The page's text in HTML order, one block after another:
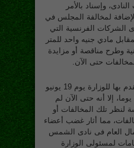
وإسناد بالأمر
لمخالفة المجلس في
لإحدى الشركات الفرنسية التي
مادي جنيه واحد للمتر
وطرح مناقصة أو مزايدة
حتى الآن.
ورغم أن شكوى “المهدي” تقدم بها للوزارة يوم 19 يونيو
الماضى أى قبل أكثر من 40 يوما، إلا أنه حتى الآن لم
لنظر تلك المخالفات أو
مما أثار غضب أعضاء
العام فى نادى الشمس
لمسئولى الوزارة